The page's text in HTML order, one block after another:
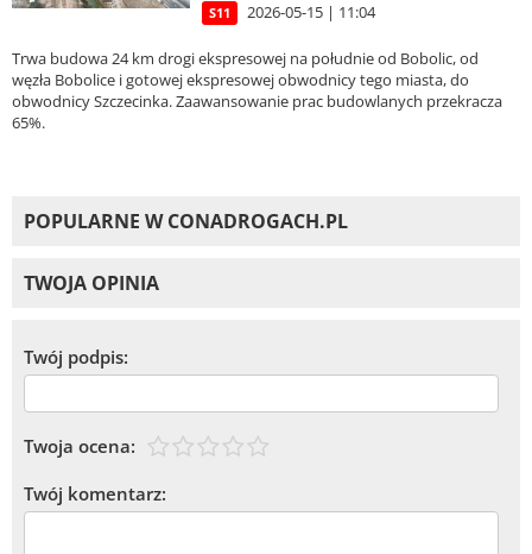
S11 2026-05-15 | 11:04
Trwa budowa 24 km drogi ekspresowej na południe od Bobolic, od
węzła Bobolice i gotowej ekspresowej obwodnicy tego miasta, do
obwodnicy Szczecinka. Zaawansowanie prac budowlanych przekracza
65%.
POPULARNE W CONADROGACH.PL
TWOJA OPINIA
Twój podpis:
Twoja ocena:
Twój komentarz: